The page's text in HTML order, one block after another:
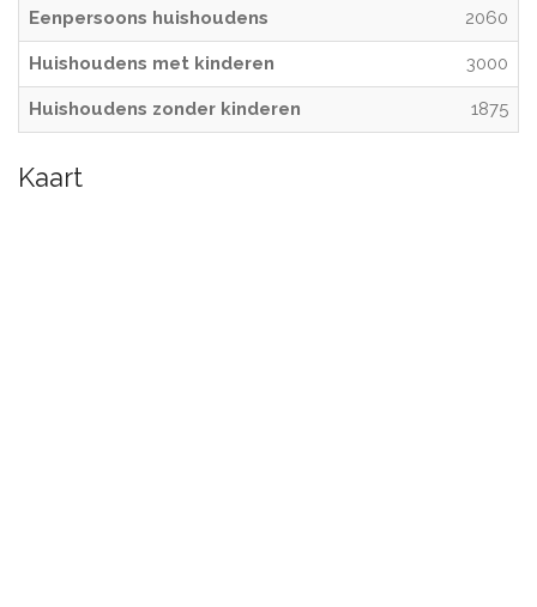
Eenpersoons huishoudens 2060
Huishoudens met kinderen 3000
Huishoudens zonder kinderen 1875
Kaart